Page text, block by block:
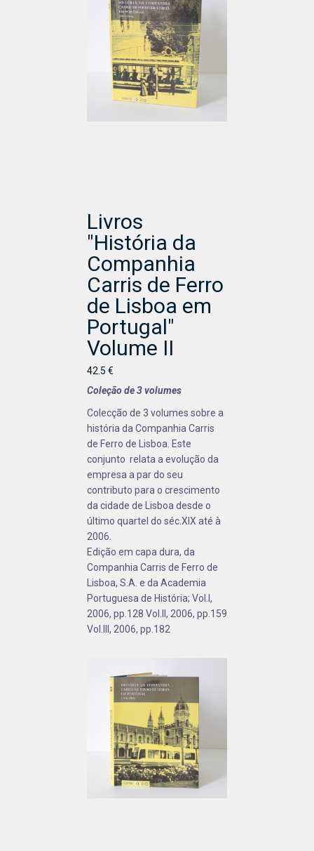
Livros
"História da
Companhia
Carris de Ferro
de Lisboa em
Portugal"
Volume II
42.5 €
Coleção de 3 volumes
Colecção de 3 volumes sobre a
história da Companhia Carris
de Ferro de Lisboa. Este
conjunto relata a evolução da
empresa a par do seu
contributo para o crescimento
da cidade de Lisboa desde o
último quartel do séc.XIX até à
2006.
Edição em capa dura, da
Companhia Carris de Ferro de
Lisboa, S.A. e da Academia
Portuguesa de História; Vol.I,
2006, pp.128 Vol.II, 2006, pp.159
Vol.III, 2006, pp.182